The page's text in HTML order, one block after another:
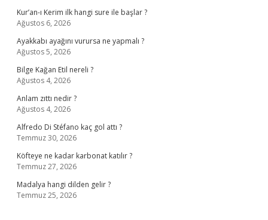
Kur’an-ı Kerim ilk hangi sure ile başlar ?
Ağustos 6, 2026
Ayakkabı ayağını vurursa ne yapmalı ?
Ağustos 5, 2026
Bilge Kağan Etil nereli ?
Ağustos 4, 2026
Anlam zıttı nedir ?
Ağustos 4, 2026
Alfredo Di Stéfano kaç gol attı ?
Temmuz 30, 2026
Köfteye ne kadar karbonat katılır ?
Temmuz 27, 2026
Madalya hangi dilden gelir ?
Temmuz 25, 2026